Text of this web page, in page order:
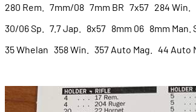
280 Rem. 7mm/08 7mm BR 7x57 284 Win.
30/06 Sp. 7.7 Jap. 8x57 8mm 06 8mm Man.
35 Whelan 358 Win. 357 Auto Mag. 44 Auto